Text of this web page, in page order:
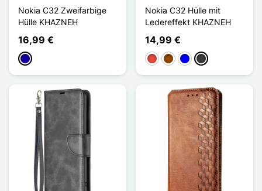
Nokia C32 Zweifarbige
Hülle KHAZNEH
16,99 €
Dunkelblau
Nokia C32 Hülle mit
Ledereffekt KHAZNEH
14,99 €
Rot BraunBlauDunkelgrau